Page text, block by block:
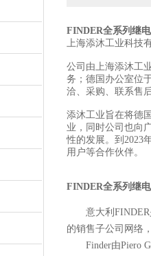
FINDER全系列继
上海添沐工业科技
公司由上海添沐工
务；德国办公室位
洽、采购、联系售
添沐工业旨在将德
业，同时公司也向
性的发展。到2023
用户等合作伙伴。
FINDER全系列继
意大利
的销售子公司网络
Finder由Piero